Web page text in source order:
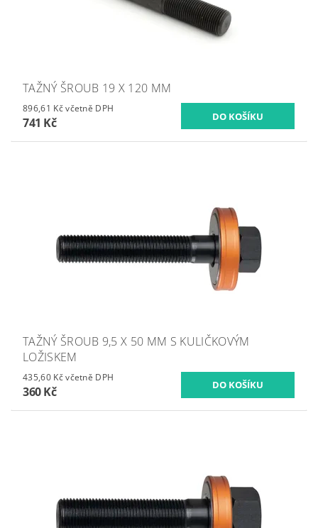
TAŽNÝ ŠROUB 19 X 120 MM
896,61 Kč včetně DPH
741 Kč
TAŽNÝ ŠROUB 9,5 X 50 MM S KULIČKOVÝM
LOŽISKEM
435,60 Kč včetně DPH
360 Kč